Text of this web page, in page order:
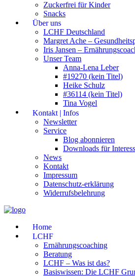
Zuckerfrei für Kinder
Snacks
Über uns
LCHF Deutschland
Margret Ache –
Iris Jansen –
Unser Team
Anna-Lena Leber
#19270 (kein Titel)
Heike Schulz
#36114 (kein Titel)
Tina Vogel
Kontakt | Infos
Newsletter
Service
Blog abonnieren
Downloads für
News
Kontakt
Impressum
Datenschutz-erklärung
Widerrufsbelehrung
Home
LCHF
Ernährungscoaching
Beratung
LCHF – Was ist das?
Basiswissen: Die LCHF